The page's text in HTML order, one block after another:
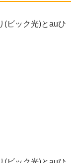
(ビック光)とauひ